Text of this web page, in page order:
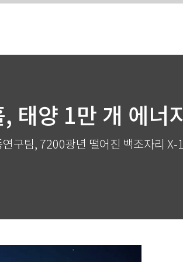
태양 1만 개 에너
구팀, 7200광년 떨어진 백조자리 X-